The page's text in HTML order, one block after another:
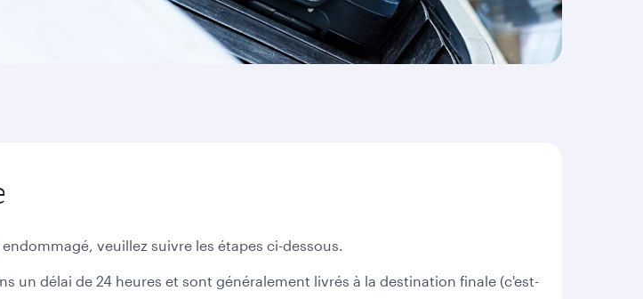
veuillez suivre les étapes ci-dessous.
un délai de 24 heures et sont généralement livrés à la destination finale (c'est-